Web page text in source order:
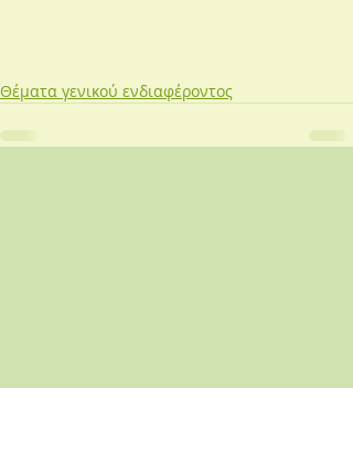
Θέματα γενικού ενδιαφέροντος